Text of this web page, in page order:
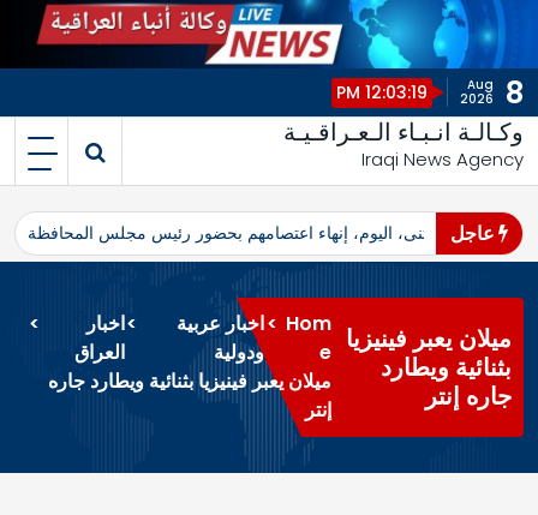
i
t
8
Aug
2026
12:03:19 PM
وكـالـة انـبـاء الـعـراقـيـة
Iraqi News Agency
عاجل
محافظ المثنى، اليوم، إنهاء اعتصامهم بحضور رئيس مجلس المحافظة
ميلان يعبر فينيزيا
بثنائية ويطارد
جاره إنتر
Hom
e
>اخبار عربية
ودولية
>اخبار
العراق
>
ميلان يعبر فينيزيا بثنائية ويطارد جاره
إنتر